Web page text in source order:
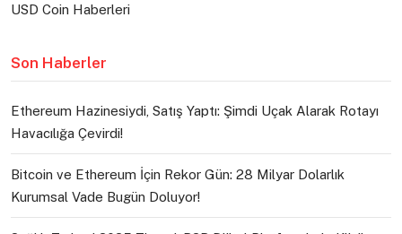
USD Coin Haberleri
Son Haberler
Ethereum Hazinesiydi, Satış Yaptı: Şimdi Uçak Alarak Rotayı
Havacılığa Çevirdi!
Bitcoin ve Ethereum İçin Rekor Gün: 28 Milyar Dolarlık
Kurumsal Vade Bugün Doluyor!